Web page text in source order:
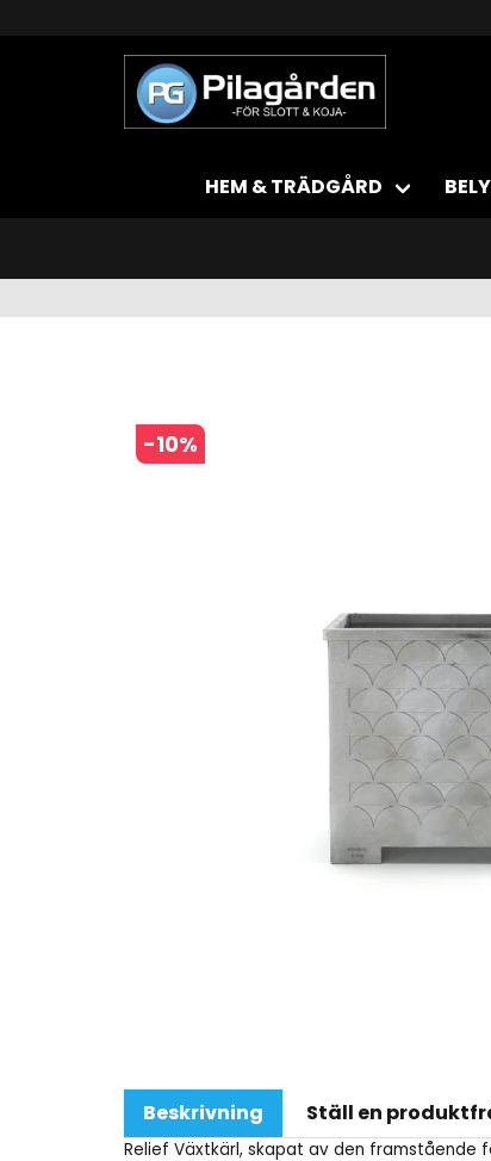
HEM & TRÄDGÅRD
-10%
Beskrivning Ställ en
Relief Växtkärl, skapat av den framstående